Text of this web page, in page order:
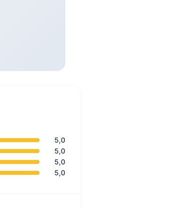
5,0
5,0
5,0
5,0